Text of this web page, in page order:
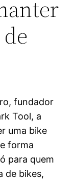
fundador
Tool, a
uma bike
forma
para quem
de bikes,